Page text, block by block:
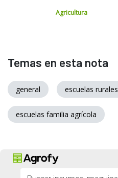
Agricultura
Temas en esta nota
general escuelas rurales
escuelas familia agrícola